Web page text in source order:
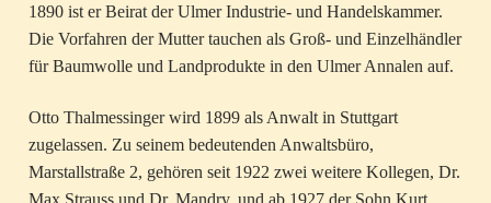
1890 ist er Beirat der Ulmer Industrie- und Handelskammer.
Die Vorfahren der Mutter tauchen als Groß- und Einzelhändler
für Baumwolle und Landprodukte in den Ulmer Annalen auf.
Otto Thalmessinger wird 1899 als Anwalt in Stuttgart
zugelassen. Zu seinem bedeutenden Anwaltsbüro,
Marstallstraße 2, gehören seit 1922 zwei weitere Kollegen, Dr.